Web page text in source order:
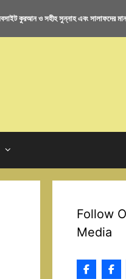
কুরআন ও সহীহ সুন্নাহ এবং সালাফদের
Follow
Media